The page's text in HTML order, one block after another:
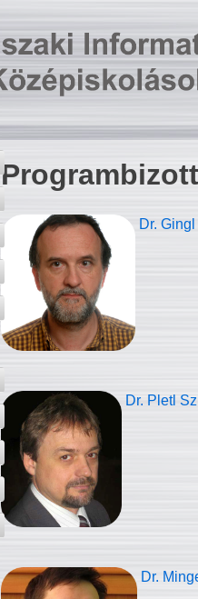
Dr.
Dr. Pletl
Dr.